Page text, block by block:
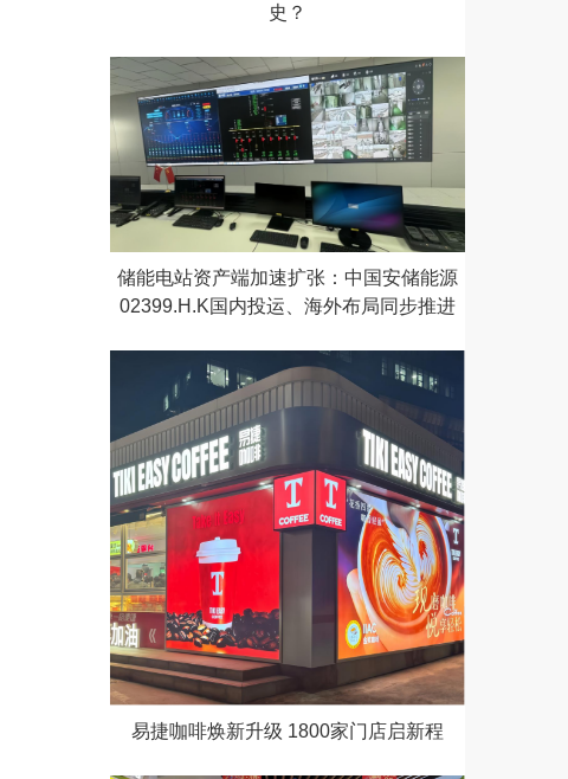
史？
储能电站资产端加速扩张：中国安储能源
02399.H.K国内投运、海外布局同步推进
易捷咖啡焕新升级 1800家门店启新程